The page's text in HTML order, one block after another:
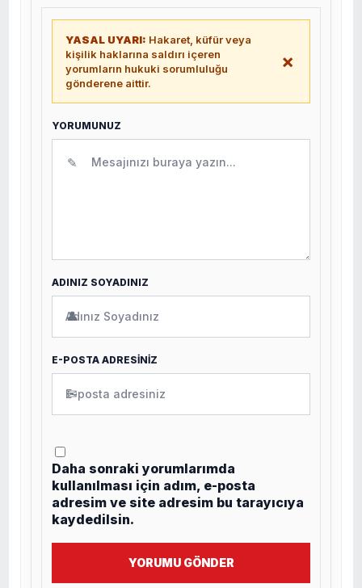
YASAL UYARI: Hakaret, küfür veya
kişilik haklarına saldırı içeren
yorumların hukuki sorumluluğu
gönderene aittir.
×
YORUMUNUZ
✎
ADINIZ SOYADINIZ
👤
E-POSTA ADRESİNİZ
✉
Daha sonraki yorumlarımda
kullanılması için adım, e-posta
adresim ve site adresim bu tarayıcıya
kaydedilsin.
YORUMU GÖNDER